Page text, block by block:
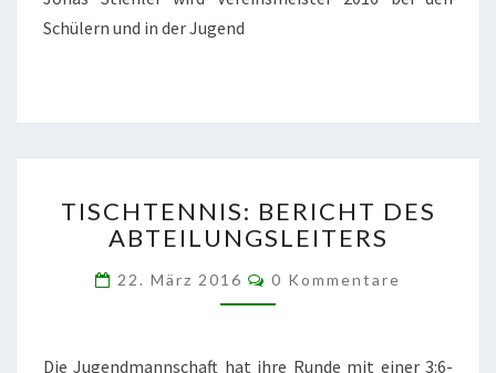
Schülern und in der Jugend
BERICHT
DES
TISCHTENNIS: BERICHT DES
ABTEILUNGSLEITERS
22. März 2016 Kommentare
0 Kommentare
Die Jugendmannschaft hat ihre Runde mit einer 3:6-